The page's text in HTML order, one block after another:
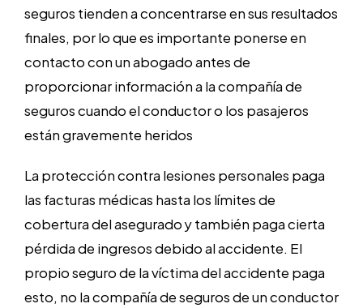
seguros tienden a concentrarse en sus resultados
finales, por lo que es importante ponerse en
contacto con un abogado antes de
proporcionar información a la compañía de
seguros cuando el conductor o los pasajeros
están gravemente heridos
La protección contra lesiones personales paga
las facturas médicas hasta los límites de
cobertura del asegurado y también paga cierta
pérdida de ingresos debido al accidente. El
propio seguro de la víctima del accidente paga
esto, no la compañía de seguros de un conductor